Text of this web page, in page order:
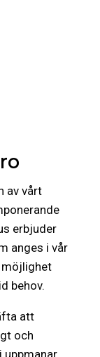
av vårt
erbjuder
anges i vår
behov.
att
och